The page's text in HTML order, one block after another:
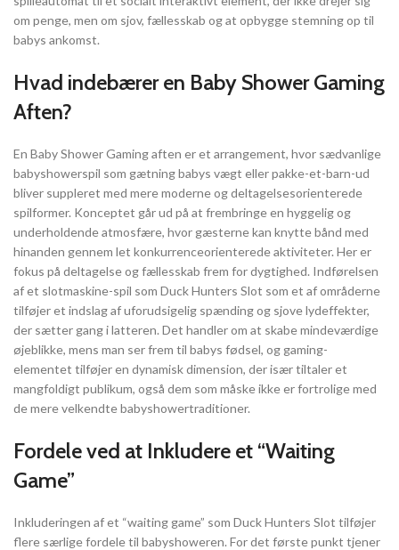
om penge, men om sjov, fællesskab og at opbygge stemning op til
babys ankomst.
Hvad indebærer en Baby Shower Gaming
Aften?
En Baby Shower Gaming aften er et arrangement, hvor sædvanlige
babyshowerspil som gætning babys vægt eller pakke-et-barn-ud
bliver suppleret med mere moderne og deltagelsesorienterede
spilformer. Konceptet går ud på at frembringe en hyggelig og
underholdende atmosfære, hvor gæsterne kan knytte bånd med
hinanden gennem let konkurrenceorienterede aktiviteter. Her er
fokus på deltagelse og fællesskab frem for dygtighed. Indførelsen
af et slotmaskine-spil som Duck Hunters Slot som et af områderne
tilføjer et indslag af uforudsigelig spænding og sjove lydeffekter,
der sætter gang i latteren. Det handler om at skabe mindeværdige
øjeblikke, mens man ser frem til babys fødsel, og gaming-
elementet tilføjer en dynamisk dimension, der især tiltaler et
mangfoldigt publikum, også dem som måske ikke er fortrolige med
de mere velkendte babyshowertraditioner.
Fordele ved at Inkludere et “Waiting
Game”
Inkluderingen af et “waiting game” som Duck Hunters Slot tilføjer
flere særlige fordele til babyshoweren. For det første punkt tjener